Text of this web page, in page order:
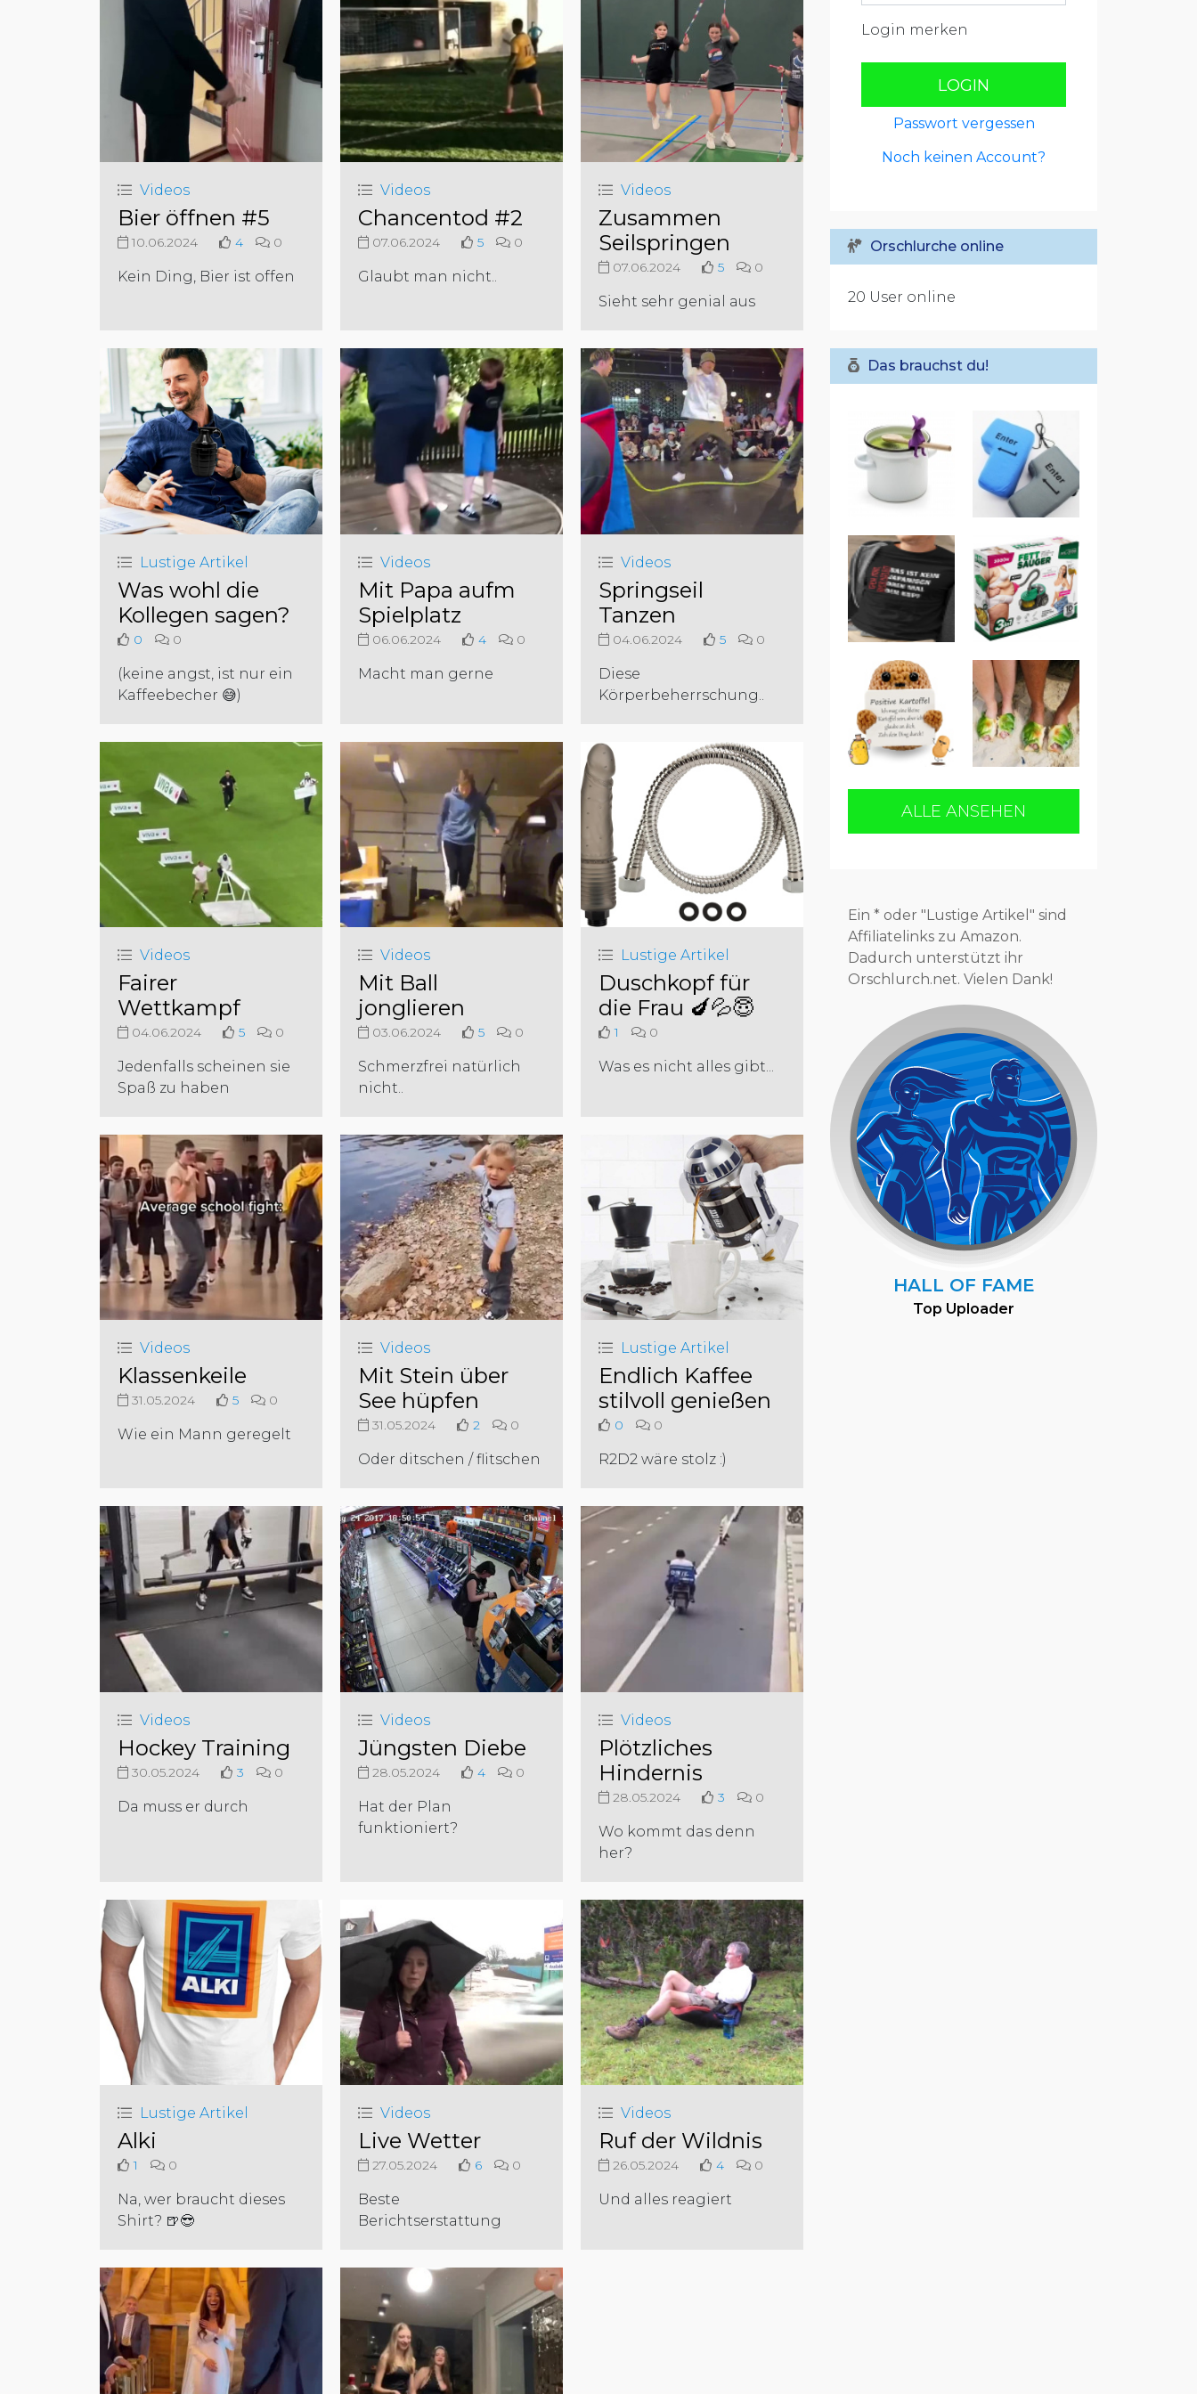
Videos
Bier öffnen #5
10.06.2024 4 0
Kein Ding, Bier ist offen
Videos
Chancentod #2
07.06.2024 5 0
Glaubt man nicht..
Videos
Zusammen
Seilspringen
07.06.2024 5 0
Sieht sehr genial aus
Lustige Artikel
Was wohl die
Kollegen sagen?
0 0
(keine angst, ist nur ein
Kaffeebecher 😅)
Videos
Mit Papa aufm
Spielplatz
06.06.2024 4 0
Macht man gerne
Videos
Springseil
Tanzen
04.06.2024 5 0
Diese
Körperbeherrschung..
Videos
Fairer
Wettkampf
04.06.2024 5 0
Jedenfalls scheinen sie
Spaß zu haben
Videos
Mit Ball
jonglieren
03.06.2024 5 0
Schmerzfrei natürlich
nicht..
Lustige Artikel
Duschkopf für
die Frau 🍆💦😇
1 0
Was es nicht alles gibt...
Videos
Klassenkeile
31.05.2024 5 0
Wie ein Mann geregelt
Videos
Mit Stein über
See hüpfen
31.05.2024 2 0
Oder ditschen / flitschen
Lustige Artikel
Endlich Kaffee
stilvoll genießen
0 0
R2D2 wäre stolz :)
Videos
Hockey Training
30.05.2024 3 0
Da muss er durch
Videos
Jüngsten Diebe
28.05.2024 4 0
Hat der Plan
funktioniert?
Videos
Plötzliches
Hindernis
28.05.2024 3 0
Wo kommt das denn
her?
Lustige Artikel
Alki
1 0
Na, wer braucht dieses
Shirt? 🍺😎
Videos
Live Wetter
27.05.2024 6 0
Beste
Berichtserstattung
Videos
Ruf der Wildnis
26.05.2024 4 0
Und alles reagiert
Login merken
LOGIN
Passwort vergessen
Noch keinen Account?
Orschlurche online
20 User online
Das brauchst du!
ALLE ANSEHEN
Ein * oder "Lustige Artikel" sind
Affiliatelinks zu Amazon.
Dadurch unterstützt ihr
Orschlurch.net. Vielen Dank!
HALL OF FAME
Top Uploader